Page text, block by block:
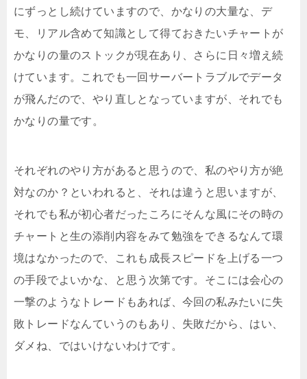
にずっとし続けていますので、かなりの大量な、デ
モ、リアル含めて知識として得ておきたいチャートが
かなりの量のストックが現在あり、さらに日々増え続
けています。これでも一回サーバートラブルでデータ
が飛んだので、やり直しとなっていますが、それでも
かなりの量です。
それぞれのやり方があると思うので、私のやり方が絶
対なのか？といわれると、それは違うと思いますが、
それでも私が初心者だったころにそんな風にその時の
チャートと生の添削内容をみて勉強をできるなんて環
境はなかったので、これも成長スピードを上げる一つ
の手段でよいかな、と思う次第です。そこには会心の
一撃のようなトレードもあれば、今回の私みたいに失
敗トレードなんていうのもあり、失敗だから、はい、
ダメね、ではいけないわけです。